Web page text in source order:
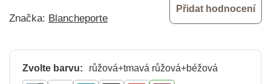
Značka: Blancheporte
Přidat hodnocení
Zvolte barvu: růžová+tmavá růžová+béžová